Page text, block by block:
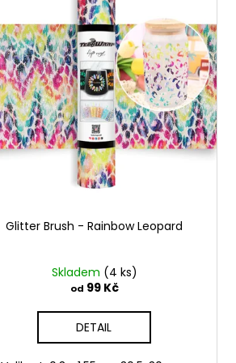
Glitter Brush - Rainbow Leopard
Skladem (4 ks)
od 99 Kč
DETAIL